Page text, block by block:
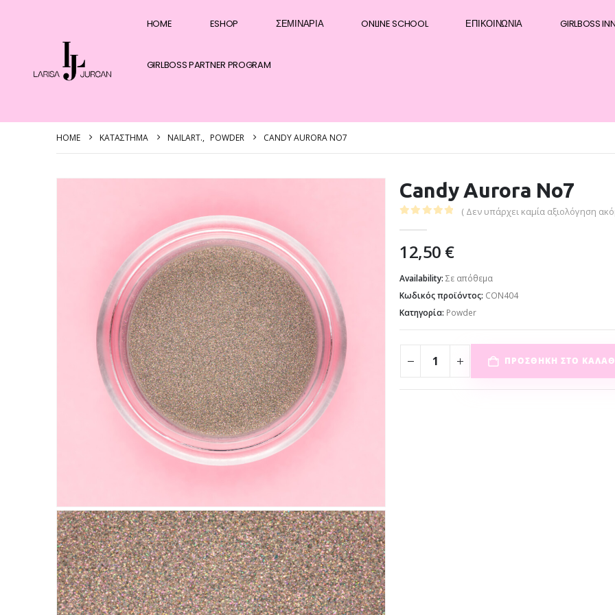
HOME ESHOP ΣΕΜΙΝΆΡΙΑ ONLINE SCHOOL ΕΠΙΚΟΙΝΩΝΊΑ GIRLBOSS
GIRLBOSS PARTNER PROGRAM
HOME ΚΑΤΆΣΤΗΜΑ NAILART., POWDER CANDY AURORA NO7
Candy Aurora No7
( Δεν υπάρχει καμία αξιολόγηση
12,50 €
Availability: Σε απόθεμα
Κωδικός προϊόντος: CON404
Κατηγορία: Powder
ΠΡΟΣΘΉΚΗ ΣΤΟ